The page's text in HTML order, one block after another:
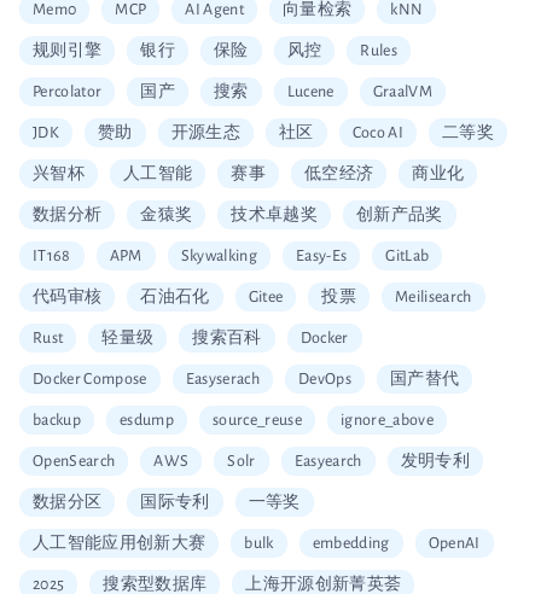
Mem0 MCP AI Agent 向量检索 kNN
规则引擎 银行 保险 风控 Rules
Percolator 国产 搜索 Lucene GraalVM
JDK 赞助 开源生态 社区 Coco AI 二等奖
兴智杯 人工智能 赛事 低空经济 商业化
数据分析 金猿奖 技术卓越奖 创新产品奖
IT168 APM Skywalking Easy-Es GitLab
代码审核 石油石化 Gitee 投票 Meilisearch
Rust 轻量级 搜索百科 Docker
Docker Compose Easyserach DevOps 国产替代
backup esdump source_reuse ignore_above
OpenSearch AWS Solr Easyearch 发明专利
数据分区 国际专利 一等奖
人工智能应用创新大赛 bulk embedding OpenAI
2025 搜索型数据库 上海开源创新菁英荟